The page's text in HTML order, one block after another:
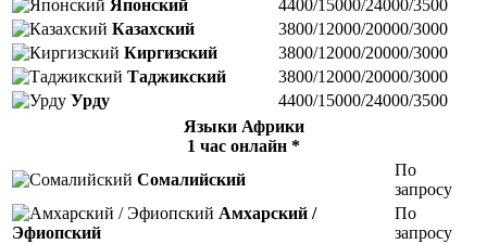
Японский
4400/15000/24000/3500
Казахский
3800/12000/20000/3000
Киргизский
3800/12000/20000/3000
Таджикский
3800/12000/20000/3000
Урду
4400/15000/24000/3500
Языки Африки
1 час онлайн *
Сомалийский
По
запросу
Амхарский /
Эфиопский
По
запросу